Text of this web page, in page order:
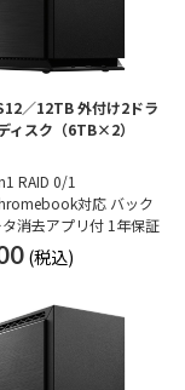
／12TB 外付け2ドラ
ィスク（6TB×2）
RAID 0/1
対応 バック
消去アプリ付 1年保証